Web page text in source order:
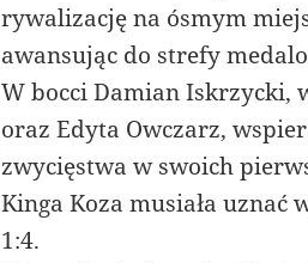
rywalizację na ósmym
awansując do strefy
W bocci Damian Iskrzycki,
oraz Edyta Owczarz,
zwycięstwa w swoich
Kinga Koza musiała
1:4.